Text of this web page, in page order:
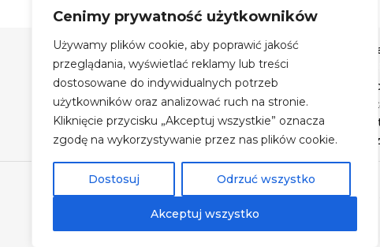
Cenimy prywatność użytkowników
Używamy plików cookie, aby poprawić jakość
przeglądania, wyświetlać reklamy lub treści
dostosowane do indywidualnych potrzeb
użytkowników oraz analizować ruch na stronie.
Kliknięcie przycisku „Akceptuj wszystkie” oznacza
zgodę na wykorzystywanie przez nas plików cookie.
Dostosuj Odrzuć wszystko
Akceptuj wszystko
Szyby Autobusowe Bis Sp.
z o.o.
Szyby Autobusowe i Autokarowe
Auto Szyby na terenie Krakowa
Największy magazyn szyb
U
© Szyby Autobusowe